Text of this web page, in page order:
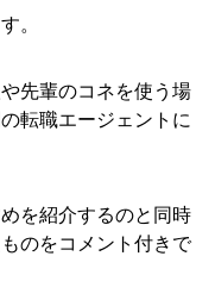
。
先輩のコネを使う場
転職エージェントに
を紹介するのと同時
のをコメント付きで